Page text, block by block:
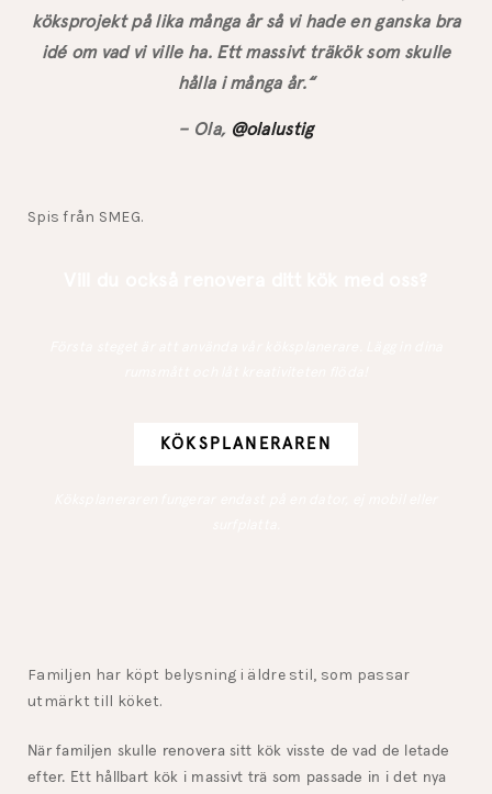
köksprojekt på lika många år så vi hade en ganska bra
idé om vad vi ville ha. Ett massivt träkök som skulle
hålla i många år.“
– Ola, @olalustig
Spis från SMEG.
KÖKSPLANERAREN
Familjen har köpt belysning i äldre stil, som passar
utmärkt till köket.
När familjen skulle renovera sitt kök visste de vad de letade
efter. Ett hållbart kök i massivt trä som passade in i det nya